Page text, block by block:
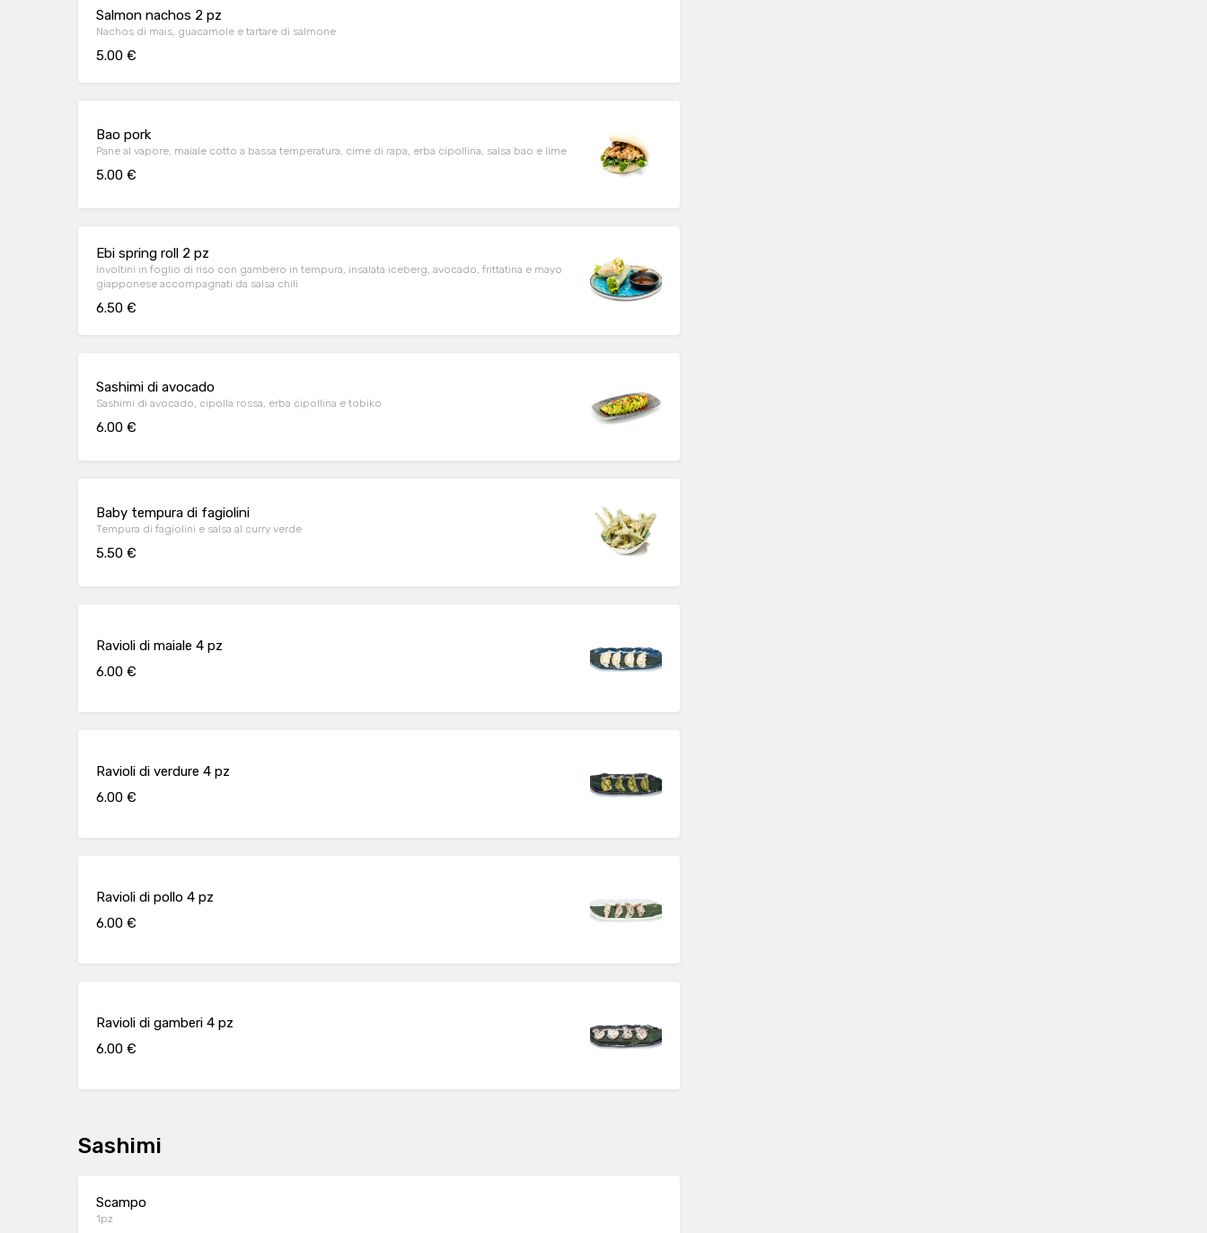
Salmon nachos 2 pz
Nachos di mais, guacamole e tartare di salmone
5.00 €
Bao pork
Pane al vapore, maiale cotto a bassa temperatura, cime di rapa, erba cipollina, salsa bao e lime
5.00 €
Ebi spring roll 2 pz
Involtini in foglio di riso con gambero in tempura, insalata iceberg, avocado, frittatina e mayo
giapponese accompagnati da salsa chili
6.50 €
Sashimi di avocado
Sashimi di avocado, cipolla rossa, erba cipollina e tobiko
6.00 €
Baby tempura di fagiolini
Tempura di fagiolini e salsa al curry verde
5.50 €
Ravioli di maiale 4 pz
6.00 €
Ravioli di verdure 4 pz
6.00 €
Ravioli di pollo 4 pz
6.00 €
Ravioli di gamberi 4 pz
6.00 €
Sashimi
Scampo
1pz